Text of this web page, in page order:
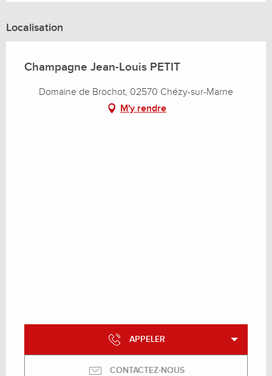
Localisation
Champagne Jean-Louis PETIT
Domaine de Brochot, 02570 Chézy-sur-Marne
M'y rendre
APPELER
CONTACTEZ-NOUS